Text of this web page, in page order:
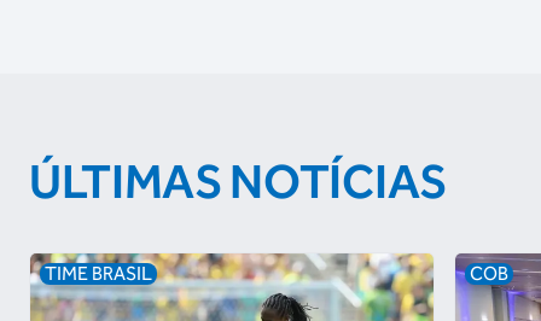
ÚLTIMAS NOTÍCIAS
TIME BRASIL COB